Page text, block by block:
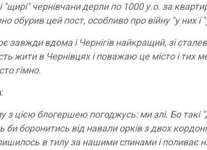
"щирі" чернівчани дерли по 1000 у.о. за
обурив цей пост, особливо про війну "у них і
завжди вдома і Чернігів найкращий, зі
жити в Чернівцях і поважаю це місто і тих
гімно.
з цією блогершею погоджусь: ми злі. Бо такі
би боронитись від навали орків з двох
в тилу за нашими спинами і поливає